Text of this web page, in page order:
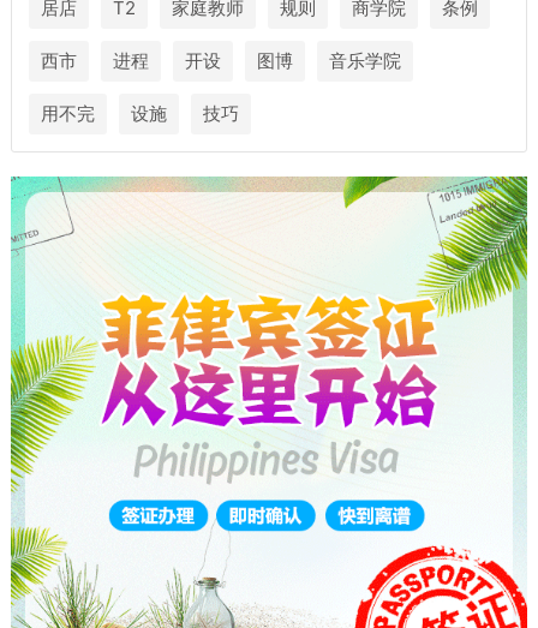
居店 T2 家庭教师 规则 商学院 条例
西市 进程 开设 图博 音乐学院
用不完 设施 技巧